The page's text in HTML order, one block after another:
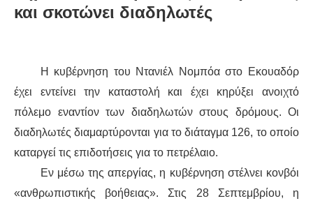
και σκοτώνει διαδηλωτές
Η κυβέρνηση του Ντανιέλ Νομπόα στο Εκουαδόρ
έχει εντείνει την καταστολή και έχει κηρύξει ανοιχτό
πόλεμο εναντίον των διαδηλωτών στους δρόμους. Οι
διαδηλωτές διαμαρτύρονται για το διάταγμα 126, το οποίο
καταργεί τις επιδοτήσεις για το πετρέλαιο.
Εν μέσω της απεργίας, η κυβέρνηση στέλνει κονβόι
«ανθρωπιστικής βοήθειας». Στις 28 Σεπτεμβρίου, η